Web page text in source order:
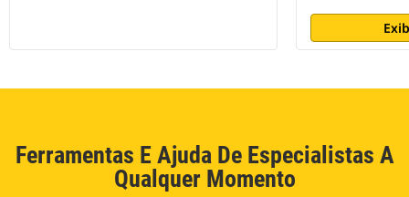
Ferramentas E Ajuda De Especialistas A
Qualquer Momento